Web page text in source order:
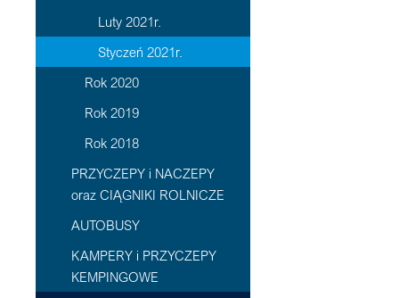
Luty 2021r.
Styczeń 2021r.
Rok 2020
Rok 2019
Rok 2018
PRZYCZEPY i NACZEPY
oraz CIĄGNIKI ROLNICZE
AUTOBUSY
KAMPERY i PRZYCZEPY
KEMPINGOWE